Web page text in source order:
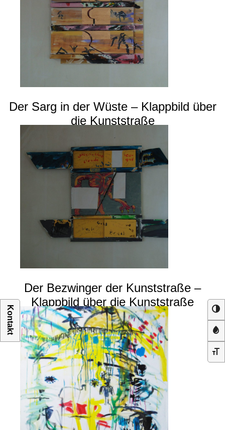
Der Sarg in der Wüste – Klappbild über
die Kunststraße
Der Bezwinger der Kunststraße –
Klappbild über die Kunststraße
Kontakt